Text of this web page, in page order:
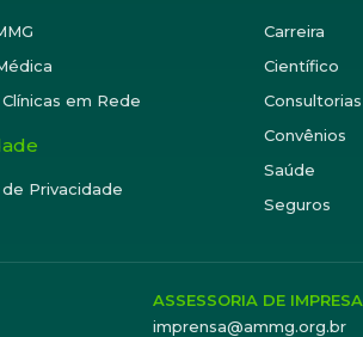
em Rede
Privacidade
Carreira
Científico
Consultorias
Convênios
Saúde
Seguros
ASSESSORIA DE IMPRESA
imprensa@ammg.org.br